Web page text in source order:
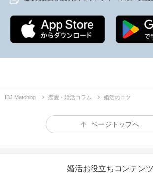
IBJ Matching 恋愛・婚活コラム 婚活のコツ
ページトップへ
婚活お役立ちコンテンツ